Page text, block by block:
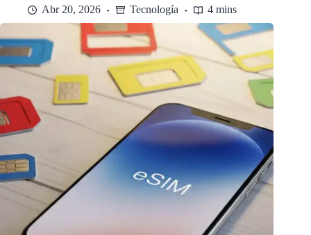
Abr 20, 2026 Tecnología 4 mins